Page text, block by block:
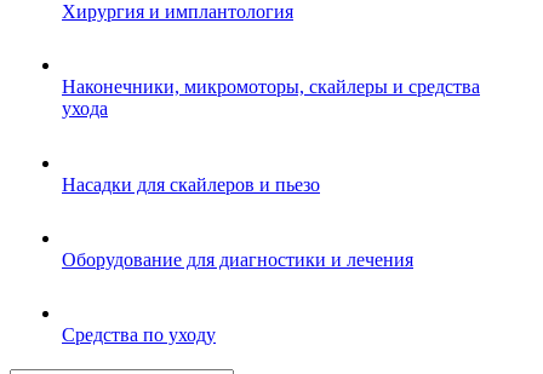
Хирургия и имплантология
Наконечники, микромоторы, скайлеры и средства
ухода
Насадки для скайлеров и пьезо
Оборудование для диагностики и лечения
Средства по уходу